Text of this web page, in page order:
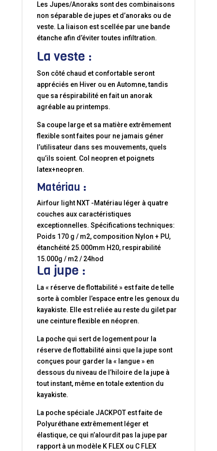
Les Jupes/Anoraks sont des combinaisons
non séparable de jupes et d’anoraks ou de
veste. La liaison est scellée par une bande
étanche afin d’éviter toutes infiltration.
La veste :
Son côté chaud et confortable seront
appréciés en Hiver ou en Automne, tandis
que sa réspirabilité en fait un anorak
agréable au printemps.
Sa coupe large et sa matière extrêmement
flexible sont faites pour ne jamais géner
l’utilisateur dans ses mouvements, quels
qu’ils soient. Col neopren et poignets
latex+neopren.
Matériau :
Airfour light NXT -Matériau léger à quatre
couches aux caractéristiques
exceptionnelles. Spécifications techniques:
Poids 170 g / m2, composition Nylon + PU,
étanchéité 25.000mm H20, respirabilité
15.000g / m2 / 24hod
La jupe :
La « réserve de flottabilité » est faite de telle
sorte à combler l’espace entre les genoux du
kayakiste. Elle est reliée au reste du gilet par
une ceinture flexible en néopren.
La poche qui sert de logement pour la
réserve de flottabilité ainsi que la jupe sont
conçues pour garder la « langue » en
dessous du niveau de l’hiloire de la jupe à
tout instant, même en totale extention du
kayakiste.
La poche spéciale JACKPOT est faite de
Polyuréthane extrêmement léger et
élastique, ce qui n’alourdit pas la jupe par
rapport à un modèle K FLEX ou C FLEX